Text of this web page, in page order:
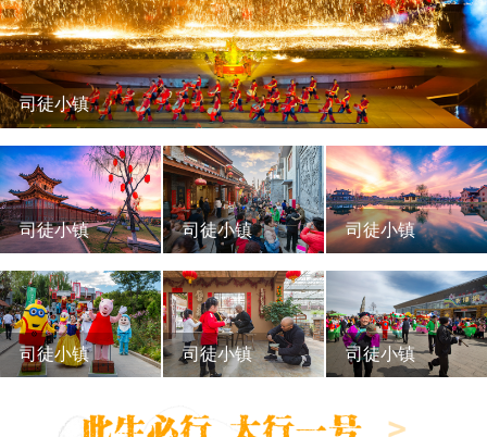
司徒小镇
司徒小镇 司徒小镇 司徒小镇
司徒小镇 司徒小镇 司徒小镇